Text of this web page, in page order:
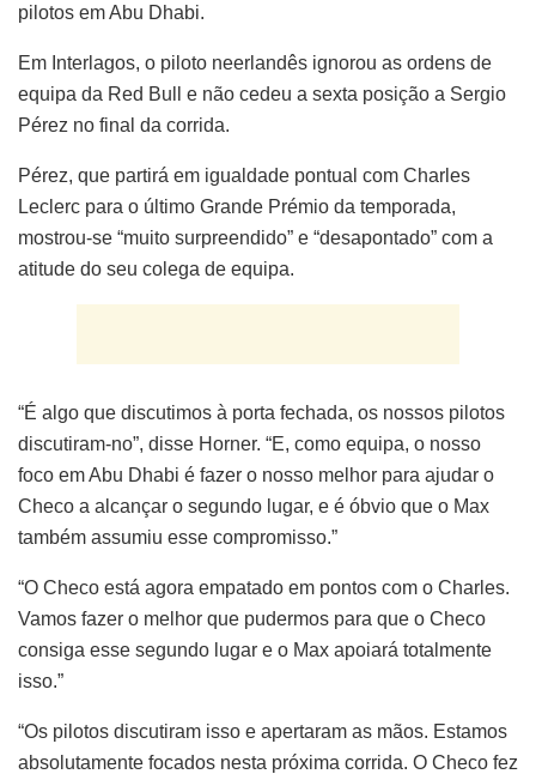
pilotos em Abu Dhabi.
Em Interlagos, o piloto neerlandês ignorou as ordens de
equipa da Red Bull e não cedeu a sexta posição a Sergio
Pérez no final da corrida.
Pérez, que partirá em igualdade pontual com Charles
Leclerc para o último Grande Prémio da temporada,
mostrou-se “muito surpreendido” e “desapontado” com a
atitude do seu colega de equipa.
“É algo que discutimos à porta fechada, os nossos pilotos
discutiram-no”, disse Horner. “E, como equipa, o nosso
foco em Abu Dhabi é fazer o nosso melhor para ajudar o
Checo a alcançar o segundo lugar, e é óbvio que o Max
também assumiu esse compromisso.”
“O Checo está agora empatado em pontos com o Charles.
Vamos fazer o melhor que pudermos para que o Checo
consiga esse segundo lugar e o Max apoiará totalmente
isso.”
“Os pilotos discutiram isso e apertaram as mãos. Estamos
absolutamente focados nesta próxima corrida. O Checo fez